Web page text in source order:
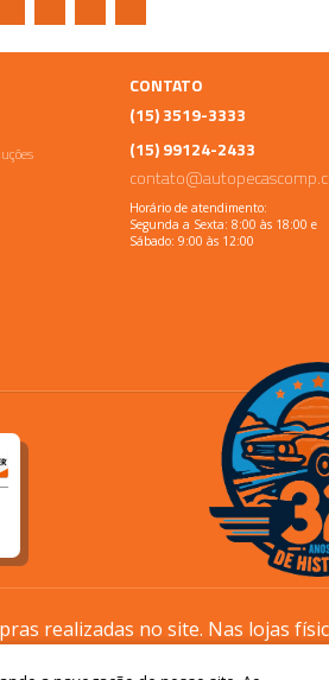
CONTATO
(15) 3519-3333
(15) 99124-2433
Horário de atendimento:
Segunda a Sexta: 8:00 às 18:00 e
Sábado: 9:00 às 12:00
realizadas no site. Nas lojas